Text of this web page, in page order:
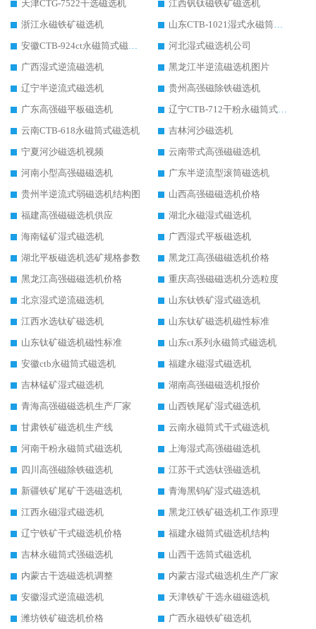
天津CTG-7522干选磁选机
江西钒钛磁铁矿磁选机
浙江永磁铁矿磁选机
山东CTB-1021湿式永磁筒式磁选机
安徽CTB-924ct永磁筒式磁选机
河北湿式磁选机公司
广西湿式逆流磁选机
黑龙江半逆流磁选机图片
辽宁半逆流式磁选机
贵州高强磁除铁磁选机
广东高强磁平板磁选机
辽宁CTB-712干粉永磁筒式磁选机
云南CTB-618永磁筒式磁选机
吉林河沙磁选机
宁夏河沙磁选机视频
云南带式高强磁磁选机
河南小型高强磁磁选机
广东半逆流型滚筒磁选机
贵州半逆流式弱磁选机结构图
山西高强磁磁选机价格
福建高强磁磁选机供应
湖北永磁湿式磁选机
海南锰矿湿式磁选机
广西湿式平板磁选机
湖北平板磁选机选矿规格参数
黑龙江高强磁磁选机价格
黑龙江高强磁磁选机价格
重庆高强磁磁选机分选粒度
北京湿式逆流磁选机
山东钛铁矿湿式磁选机
江西水选钛矿磁选机
山东钛矿磁选机磁性标准
山东钛矿磁选机磁性标准
山东ct系列永磁筒式磁选机
安徽ctb永磁筒式磁选机
福建永磁湿式磁选机
吉林锰矿湿式磁选机
湖南高强磁磁选机报价
青海高强磁磁选机生产厂家
山西铁尾矿湿式磁选机
甘肃铁矿磁选机生产线
云南永磁筒式干式磁选机
河南干粉永磁筒式磁选机
上海湿式高强磁磁选机
四川高强磁除铁磁选机
江苏干式选钛强磁选机
新疆铁矿尾矿干选磁选机
青海黑钨矿湿式磁选机
江西永磁湿式磁选机
黑龙江铁矿磁选机工作原理
辽宁铁矿干式磁选机价格
福建永磁筒式磁选机结构
吉林永磁筒式强磁选机
山西干选筒式磁选机
内蒙古干选磁选机调整
内蒙古湿式磁选机生产厂家
安徽湿式逆流磁选机
天津铁矿干选永磁磁选机
潍坊铁矿磁选机价格
广西永磁铁矿磁选机